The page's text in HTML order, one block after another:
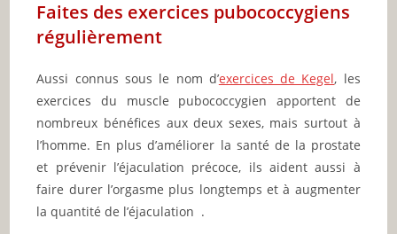
Faites des exercices pubococcygiens
régulièrement
Aussi connus sous le nom d’exercices de Kegel, les
exercices du muscle pubococcygien apportent de
nombreux bénéfices aux deux sexes, mais surtout à
l’homme. En plus d’améliorer la santé de la prostate
et prévenir l’éjaculation précoce, ils aident aussi à
faire durer l’orgasme plus longtemps et à augmenter
la quantité de l’éjaculation .